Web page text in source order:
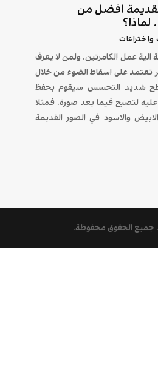
افضل من
لماذا؟
واختراعات
الية عمل الكامرتين. ولمن لا يعرف
تعتمد على اسقاط الضوء من خلال
شديد التحسس سيقوم بحفظ
لتصبح فيما بعد صورة. فمثلا
والاسود في الصور القديمة
. جميع الحقوق محفوظة.